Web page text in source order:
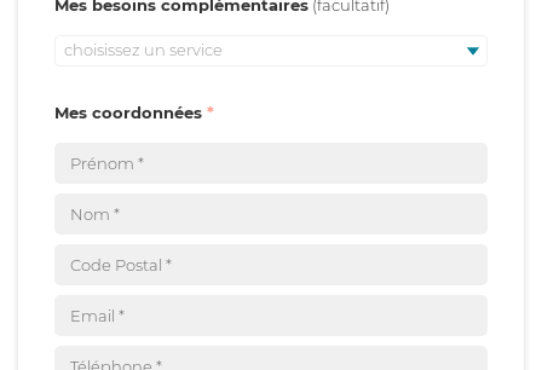
Mes besoins complémentaires
choisissez un service
Mes coordonnées